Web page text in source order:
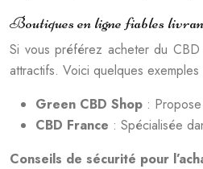
Boutiques en ligne fiables
Si vous préférez acheter du CBD
attractifs. Voici quelques
Green CBD Shop :
CBD France : Spécialisée
Conseils de sécurité pour